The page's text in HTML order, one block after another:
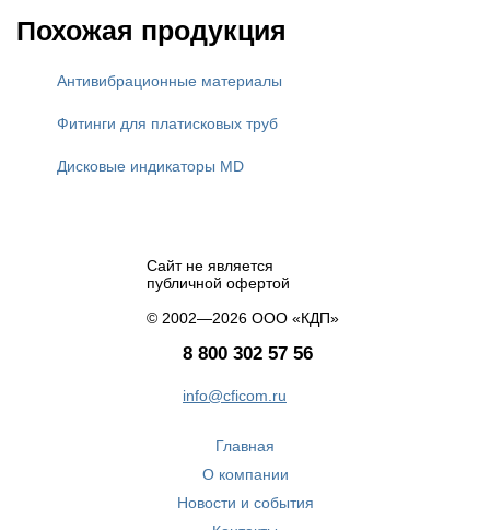
Похожая продукция
Антивибрационные материалы
Фитинги для платисковых труб
Дисковые индикаторы MD
Сайт не является
публичной офертой
© 2002—2026 ООО «КДП»
8 800 302 57 56
info@cficom.ru
Главная
О компании
Новости и события